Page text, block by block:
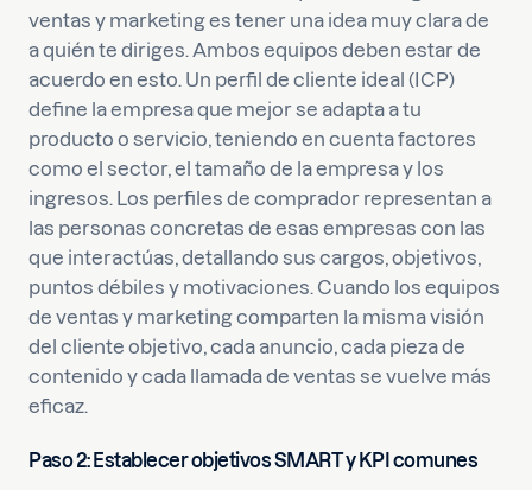
ventas y marketing es tener una idea muy clara de
a quién te diriges. Ambos equipos deben estar de
acuerdo en esto. Un perfil de cliente ideal (ICP)
define la empresa que mejor se adapta a tu
producto o servicio, teniendo en cuenta factores
como el sector, el tamaño de la empresa y los
ingresos. Los perfiles de comprador representan a
las personas concretas de esas empresas con las
que interactúas, detallando sus cargos, objetivos,
puntos débiles y motivaciones. Cuando los equipos
de ventas y marketing comparten la misma visión
del cliente objetivo, cada anuncio, cada pieza de
contenido y cada llamada de ventas se vuelve más
eficaz.
Paso 2: Establecer objetivos SMART y KPI comunes